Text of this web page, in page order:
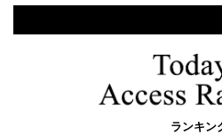
ランキン